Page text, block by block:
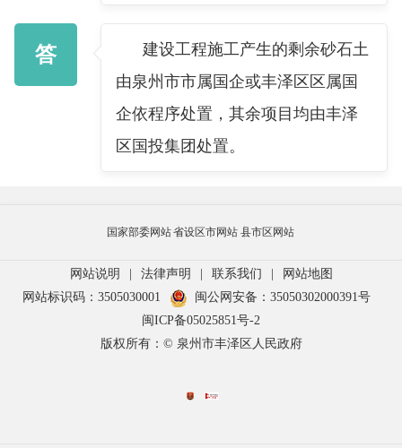
答
建设工程施工产生的剩余砂石土
由泉州市市属国企或丰泽区区属国
企依程序处置，其余项目均由丰泽
区国投集团处置。
国家部委网站省设区市网站 县市区网站
网站说明 | 法律声明 | 联系我们 |
网站地图
网站标识码：3505030001
闽公网安备：35050302000391号
闽ICP备05025851号-2
版权所有：© 泉州市丰泽区人民政府